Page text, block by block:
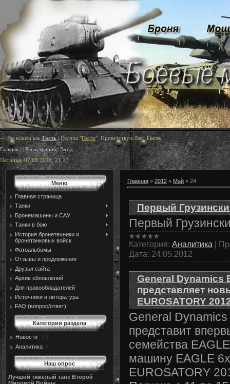
-->Вы вошли как Гость |Группа"Гости".Приветствую Вас Гость
Главная| |Регистрация|Вход
Пятница, 07.08.2026, 21:17
Меню
Главная страница
Танки
Бронемашины и САУ
Танки в бою
История бронетехники и
бронетанковых войск
Фотоальбомы
Отзывы и предложения
Друзья сайта
Архив обновлений
Для правообладателей
Источники и литература
FAQ (вопрос/ответ)
Категории раздела
Новости
Аналитика
Наш опрос
Лучший тяжёлый танк Второй
Главная » 2012 » Май » 24
Первый
Первый
Категория: Аналитика
Дата: 24.05.2012
General Dynamics
представляет
EUROSATORY
General
представит
семейства
машину EAGLE
EUROSATORY